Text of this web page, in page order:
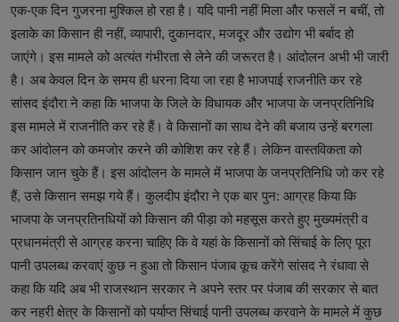
एक-एक दिन गुजरना मुश्किल हो रहा है। यदि पानी नहीं मिला और फसलें न बचीं, तो
इलाके का किसान ही नहीं, व्यापारी, दुकानदार, मजदूर और उद्योग भी बर्बाद हो
जाएंगे। इस मामले को अत्यंत गंभीरता से लेने की जरूरत है। आंदोलन अभी भी जारी
है। अब केवल दिन के समय ही धरना दिया जा रहा है भाजपाई राजनीति कर रहे
सांसद इंदौरा ने कहा कि भाजपा के जिले के विधायक और भाजपा के जनप्रतिनिधि
इस मामले में राजनीति कर रहे हैं। वे किसानों का साथ देने की बजाय उन्हें बरगला
कर आंदोलन को कमजोर करने की कोशिश कर रहे हैं। लेकिन वास्तविकता को
किसान जान चुके हैं। इस आंदोलन के मामले में भाजपा के जनप्रतिनिधि जो कर रहे
हैं, उसे किसान समझ गये हैं। कुलदीप इंदौरा ने एक बार पुन: आग्रह किया कि
भाजपा के जनप्रतिनधियों को किसान की पीड़ा को महसूस करते हुए मुख्यमंत्री व
प्रधानमंत्री से आग्रह करना चाहिए कि वे यहां के किसानों को सिंचाई के लिए पूरा
पानी उपलब्ध करवाएं कुछ न हुआ तो किसान पंजाब कूच करेंगे सांसद ने रंधावा से
कहा कि यदि अब भी राजस्थान सरकार ने अपने स्तर पर पंजाब की सरकार से बात
कर नहरी क्षेत्र के किसानों को पर्याप्त सिंचाई पानी उपलब्ध करवाने के मामले में कुछ